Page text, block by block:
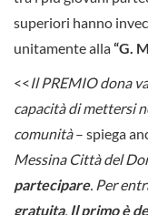
superiori hanno
unitamente alla“G.
<<Il PREMIO dona
capacità di mettersi
comunità– spiega
Messina Città del
partecipare. Per
gratuita. Il primo è